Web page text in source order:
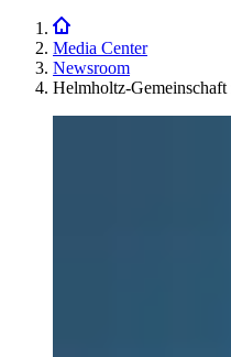
Media Center
Newsroom
Helmholtz-Gemeinschaft